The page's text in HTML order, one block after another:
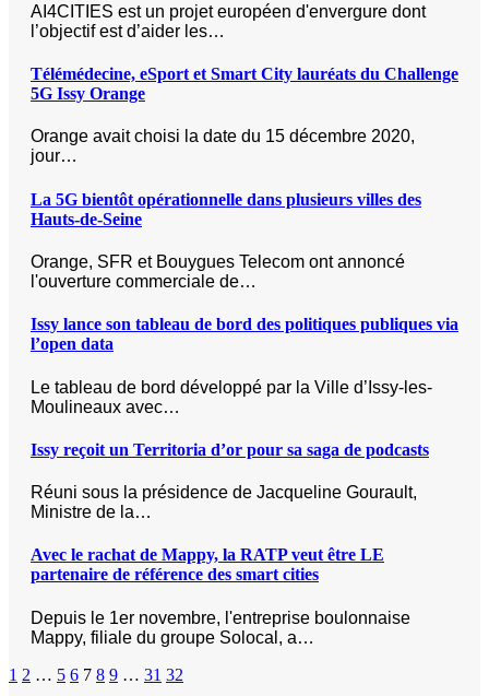
AI4CITIES est un projet européen d'envergure dont
l’objectif est d’aider les…
Télémédecine, eSport et Smart City lauréats du Challenge
5G Issy Orange
Orange avait choisi la date du 15 décembre 2020,
jour…
La 5G bientôt opérationnelle dans plusieurs villes des
Hauts-de-Seine
Orange, SFR et Bouygues Telecom ont annoncé
l'ouverture commerciale de…
Issy lance son tableau de bord des politiques publiques via
l’open data
Le tableau de bord développé par la Ville d’Issy-les-
Moulineaux avec…
Issy reçoit un Territoria d’or pour sa saga de podcasts
Réuni sous la présidence de Jacqueline Gourault,
Ministre de la…
Avec le rachat de Mappy, la RATP veut être LE
partenaire de référence des smart cities
Depuis le 1er novembre, l'entreprise boulonnaise
Mappy, filiale du groupe Solocal, a…
1 2 … 5 6 7 8 9 … 31 32